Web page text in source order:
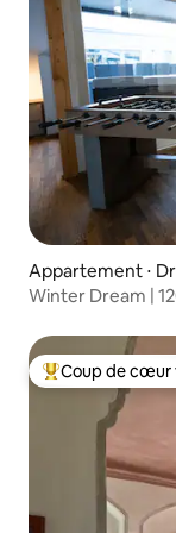
Appartement ⋅
Winter Dream |
Coups de cœur
Coup de cœur